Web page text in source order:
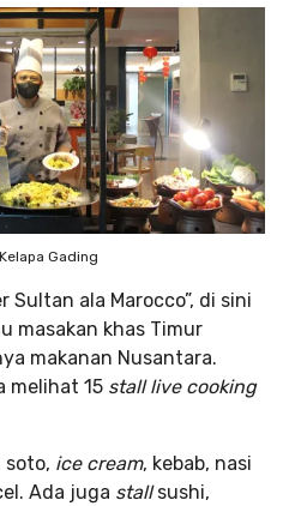
Gading
Sultan ala Marocco”, di sini
masakan khas Timur
makanan Nusantara.
melihat 15 stall live cooking
soto, ice cream, kebab, nasi
Ada juga stallsushi,